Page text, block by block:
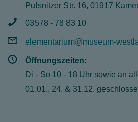
Pulsnitzer Str. 16, 01917
03578 - 78 83 10
elementarium@museum-
Öffnungszeiten:
Di - So 10 - 18 Uhr sowie an
01.01., 24. & 31.12.